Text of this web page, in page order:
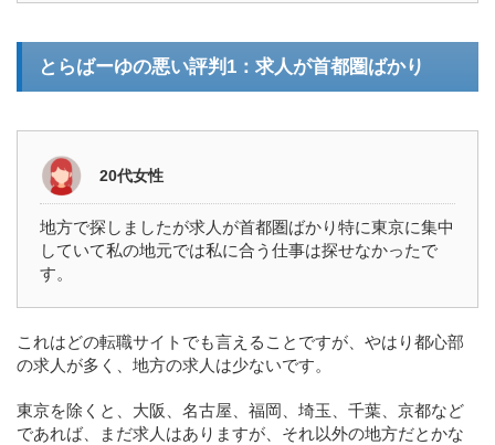
とらばーゆの悪い評判1：求人が首都圏ばかり
20代女性
地方で探しましたが求人が首都圏ばかり特に東京に集中
していて私の地元では私に合う仕事は探せなかったで
す。
これはどの転職サイトでも言えることですが、やはり都心部
の求人が多く、地方の求人は少ないです。
東京を除くと、大阪、名古屋、福岡、埼玉、千葉、京都など
であれば、まだ求人はありますが、それ以外の地方だとかな